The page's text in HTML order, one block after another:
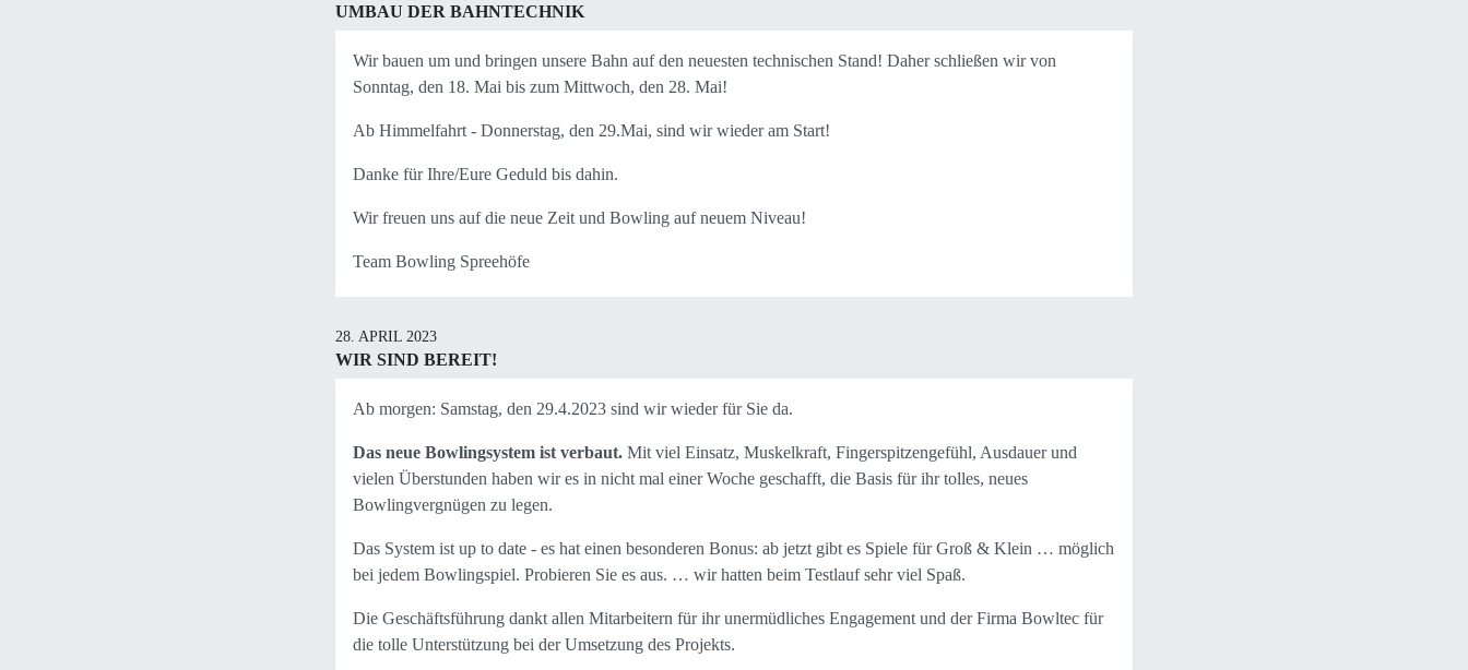
UMBAU DER BAHNTECHNIK
Wir bauen um und bringen unsere Bahn auf den neuesten technischen Stand! Daher schließen wir von
Sonntag, den 18. Mai bis zum Mittwoch, den 28. Mai!
Ab Himmelfahrt - Donnerstag, den 29.Mai, sind wir wieder am Start!
Danke für Ihre/Eure Geduld bis dahin.
Wir freuen uns auf die neue Zeit und Bowling auf neuem Niveau!
Team Bowling Spreehöfe
28. APRIL 2023
WIR SIND BEREIT!
Ab morgen: Samstag, den 29.4.2023 sind wir wieder für Sie da.
Das neue Bowlingsystem ist verbaut. Mit viel Einsatz, Muskelkraft, Fingerspitzengefühl, Ausdauer und
vielen Überstunden haben wir es in nicht mal einer Woche geschafft, die Basis für ihr tolles, neues
Bowlingvergnügen zu legen.
Das System ist up to date - es hat einen besonderen Bonus: ab jetzt gibt es Spiele für Groß & Klein … möglich
bei jedem Bowlingspiel. Probieren Sie es aus. … wir hatten beim Testlauf sehr viel Spaß.
Die Geschäftsführung dankt allen Mitarbeitern für ihr unermüdliches Engagement und der Firma Bowltec für
die tolle Unterstützung bei der Umsetzung des Projekts.